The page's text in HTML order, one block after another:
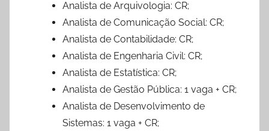
Analista de Arquivologia: CR;
Analista de Comunicação Social: CR;
Analista de Contabilidade: CR;
Analista de Engenharia Civil: CR;
Analista de Estatística: CR;
Analista de Gestão Pública: 1 vaga + CR;
Analista de Desenvolvimento de
Sistemas: 1 vaga + CR;